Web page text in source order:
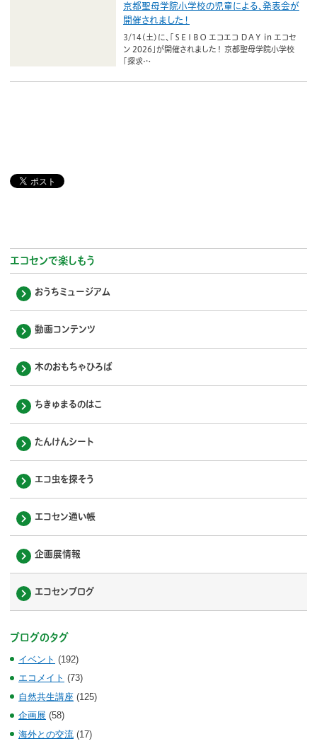
京都聖母学院小学校の児童による、発表会が
開催されました！
3/14(土)に、「ＳＥＩＢＯ エコエコ ＤＡＹ in エコセ
ン 2026」が開催されました！ 京都聖母学院小学校
「探求…
エコセンで楽しもう
おうちミュージアム
動画コンテンツ
木のおもちゃひろば
ちきゅまるのはこ
たんけんシート
エコ虫を探そう
エコセン通い帳
企画展情報
エコセンブログ
ブログのタグ
イベント (192)
エコメイト (73)
自然共生講座 (125)
企画展 (58)
海外との交流 (17)